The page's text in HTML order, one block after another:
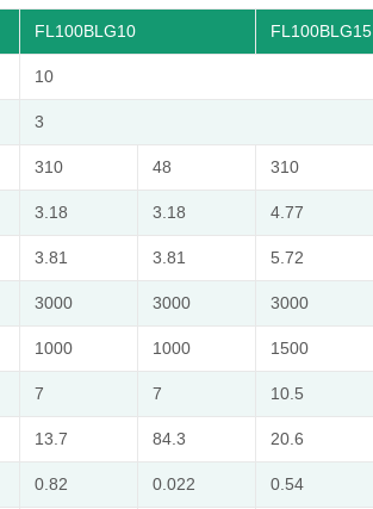
FL100BLG10 FL100BLG15
10
3
310 48 310
3.18 3.18 4.77
3.81 3.81 5.72
3000 3000 3000
1000 1000 1500
7 7 10.5
13.7 84.3 20.6
0.82 0.022 0.54